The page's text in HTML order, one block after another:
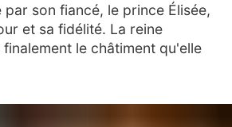
par son fiancé, le prince Élisée,
et sa fidélité. La reine
le châtiment qu'elle